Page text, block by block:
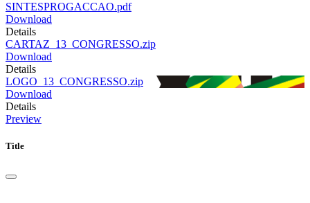
SINTESPROGACCAO.pdf
Download
Details
CARTAZ_13_CONGRESSO.zip
Download
Details
LOGO_13_CONGRESSO.zip
Download
Details
Preview
Title